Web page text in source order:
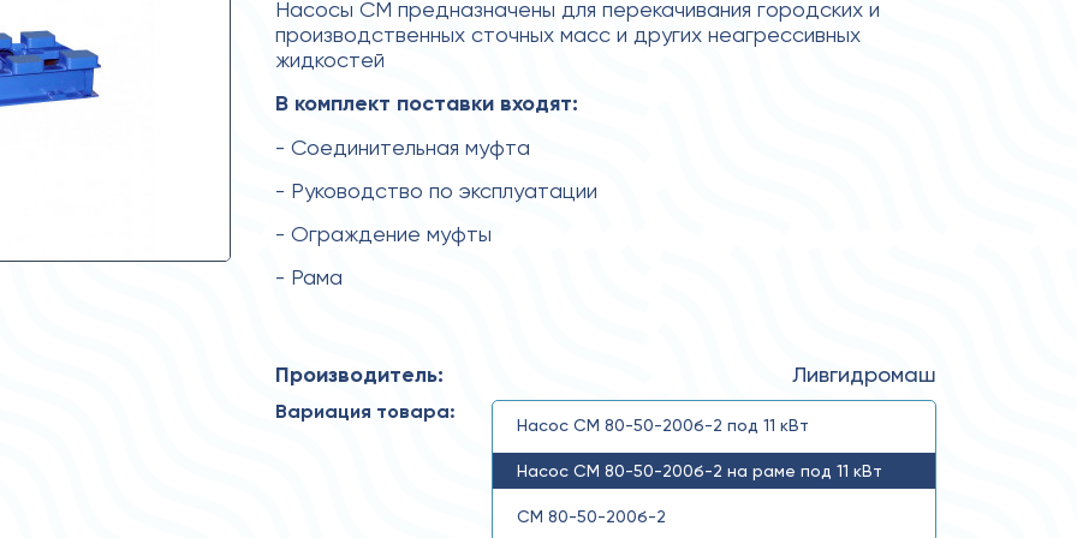
Насосы СМ предназначены для перекачивания городских и
производственных сточных масс и других неагрессивных
жидкостей
В комплект поставки входят:
- Соединительная муфта
- Руководство по эксплуатации
- Ограждение муфты
- Рама
Производитель: Ливгидромаш
Вариация товара:
Насос СМ 80-50-200б-2 под 11 кВт
Насос СМ 80-50-200б-2 на раме под 11 кВт
СМ 80-50-200б-2